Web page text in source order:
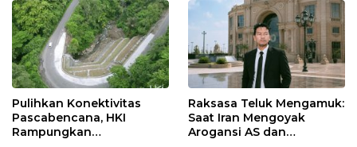
Rutin dan Edukasi
Perawatan Gigi
Pulihkan Konektivitas
Pascabencana, HKI
Rampungkan
Raksasa Teluk Mengamuk:
Saat Iran Mengoyak
Arogansi AS dan